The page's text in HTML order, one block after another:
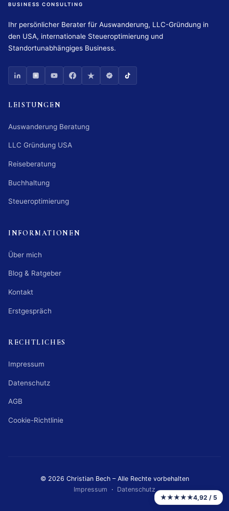
BUSINESS CONSULTING
Ihr persönlicher Berater für Auswanderung, LLC-Gründung in
den USA, internationale Steueroptimierung und
Standortunabhängiges Business.
LEISTUNGEN
Auswanderung Beratung
LLC Gründung USA
Reiseberatung
Buchhaltung
Steueroptimierung
INFORMATIONEN
Über mich
Blog & Ratgeber
Kontakt
Erstgespräch
RECHTLICHES
Impressum
Datenschutz
AGB
Cookie-Richtlinie
© 2026 Christian Bech – Alle Rechte vorbehalten
Impressum · Datenschutz
★★★★★4,92 / 5